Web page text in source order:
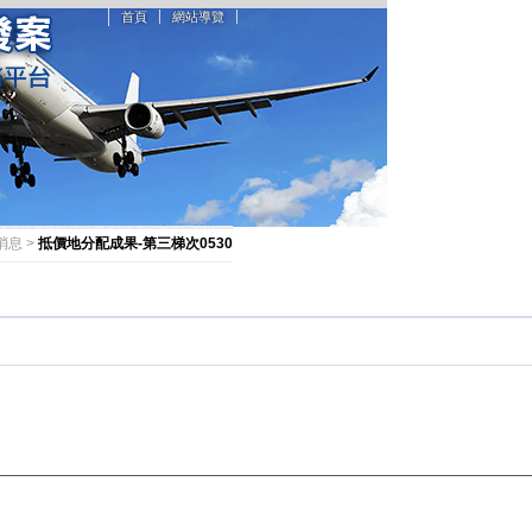
首頁 網站導覽
息 > 抵價地分配成果-第三梯次0530